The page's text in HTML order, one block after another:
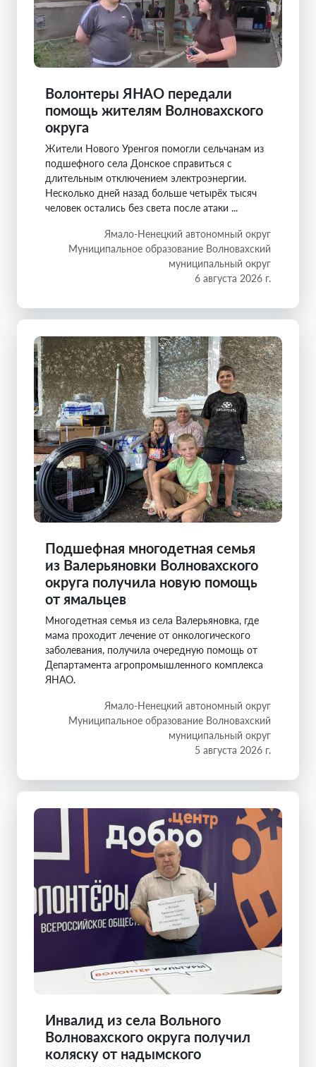
Волонтеры ЯНАО передали
помощь жителям Волновахского
округа
Жители Нового Уренгоя помогли сельчанам из
подшефного села Донское справиться с
длительным отключением электроэнергии.
Несколько дней назад больше четырёх тысяч
человек остались без света после атаки ...
Ямало-Ненецкий автономный округ
Муниципальное образование Волновахский
муниципальный округ
6 августа 2026 г.
Подшефная многодетная семья
из Валерьяновки Волновахского
округа получила новую помощь
от ямальцев
Многодетная семья из села Валерьяновка, где
мама проходит лечение от онкологического
заболевания, получила очередную помощь от
Департамента агропромышленного комплекса
ЯНАО.
Ямало-Ненецкий автономный округ
Муниципальное образование Волновахский
муниципальный округ
5 августа 2026 г.
Инвалид из села Вольного
Волновахского округа получил
коляску от надымского